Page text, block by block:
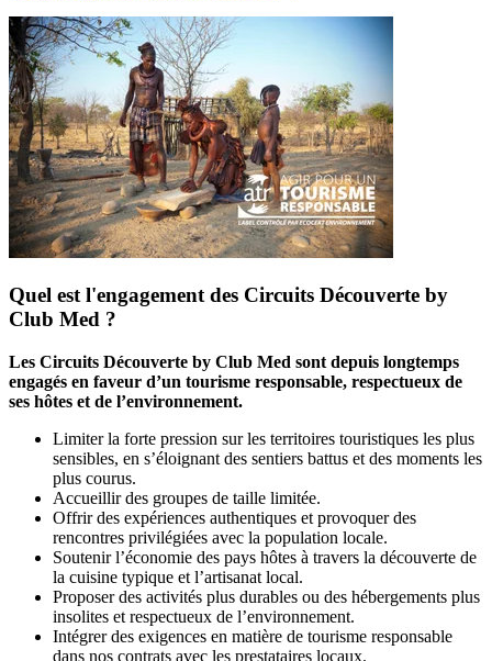
Quel est l'engagement des Circuits Découverte by
Club Med ?
Les Circuits Découverte by Club Med sont depuis longtemps
engagés en faveur d’un tourisme responsable, respectueux de
ses hôtes et de l’environnement.
Limiter la forte pression sur les territoires touristiques les plus
sensibles, en s’éloignant des sentiers battus et des moments les
plus courus.
Accueillir des groupes de taille limitée.
Offrir des expériences authentiques et provoquer des
rencontres privilégiées avec la population locale.
Soutenir l’économie des pays hôtes à travers la découverte de
la cuisine typique et l’artisanat local.
Proposer des activités plus durables ou des hébergements plus
insolites et respectueux de l’environnement.
Intégrer des exigences en matière de tourisme responsable
dans nos contrats avec les prestataires locaux.